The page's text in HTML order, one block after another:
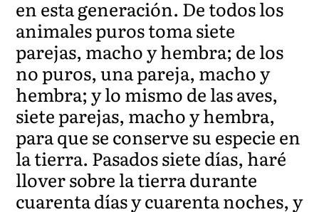
en esta generación. De todos los
animales puros toma siete
parejas, macho y hembra; de los
no puros, una pareja, macho y
hembra; y lo mismo de las aves,
siete parejas, macho y hembra,
para que se conserve su especie en
la tierra. Pasados siete días, haré
llover sobre la tierra durante
cuarenta días y cuarenta noches, y